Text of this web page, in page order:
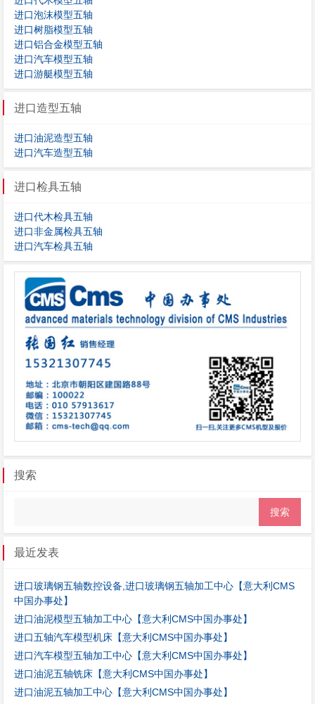
进口泡沫模型五轴
进口树脂模型五轴
进口铝合金模型五轴
进口汽车模型五轴
进口游艇模型五轴
进口造型五轴
进口油泥造型五轴
进口汽车造型五轴
进口检具五轴
进口代木检具五轴
进口非金属检具五轴
进口汽车检具五轴
搜索
最近发表
进口玻璃钢五轴数控设备,进口玻璃钢五轴加工中心【意大利CMS
中国办事处】
进口油泥模型五轴加工中心【意大利CMS中国办事处】
进口五轴汽车模型机床【意大利CMS中国办事处】
进口汽车模型五轴加工中心【意大利CMS中国办事处】
进口油泥五轴铣床【意大利CMS中国办事处】
进口油泥五轴加工中心【意大利CMS中国办事处】